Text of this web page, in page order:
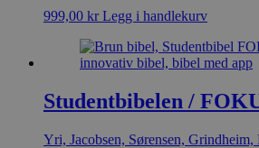
999,00 kr Legg i handlekurv
Studentbibelen /
Yri, Jacobsen, Sørensen, Grindheim,